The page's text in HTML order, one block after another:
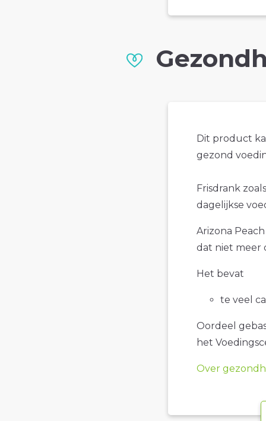
Dit product
gezond
Frisdrank
dagelijkse
Arizona
dat niet meer
Het bevat
te veel
Oordeel
het
Over